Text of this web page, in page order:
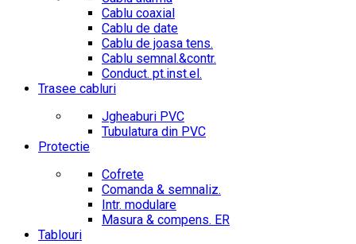
Cablu coaxial
Cablu de date
Cablu de joasa tens.
Cablu semnal.&contr.
Conduct. pt.inst.el.
Trasee cabluri
Jgheaburi PVC
Tubulatura din PVC
Protectie
Cofrete
Comanda & semnaliz.
Intr. modulare
Masura & compens. ER
Tablouri